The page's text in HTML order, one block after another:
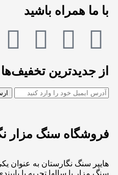
با ما همراه باشید
از جدیدترین
فروشگاه سنگ مزار
هایپر سنگ نگارستان به عنوان
سنگ مزار با سالها تجربه با